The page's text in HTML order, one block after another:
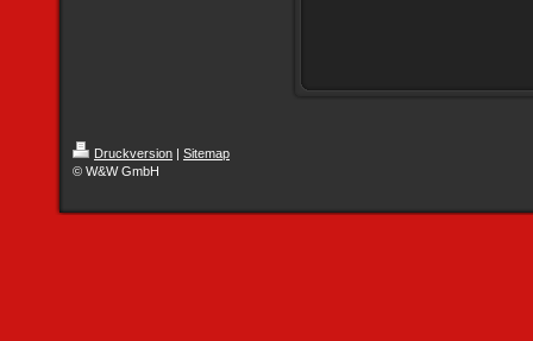
Druckversion | Sitemap
© W&W GmbH